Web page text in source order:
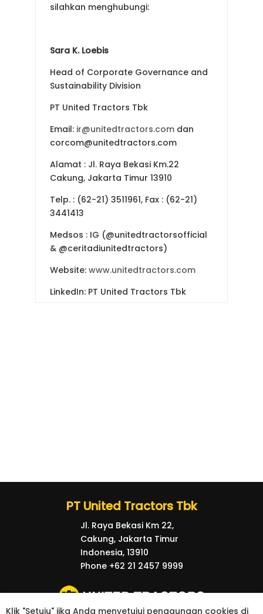
silahkan menghubungi:
Sara K. Loebis
Head of Corporate Governance and
Sustainability Division
PT United Tractors Tbk
Email: ir@unitedtractors.comdan
corcom@unitedtractors.com
Alamat : Jl. Raya Bekasi Km.22
Cakung, Jakarta Timur 13910
Telp. : (62-21) 3511961, Fax : (62-21)
3441413
Medsos : IG (@unitedtractorsofficial
& @ceritadiunitedtractors)
Website: www.unitedtractors.com
LinkedIn: PT United Tractors Tbk
Klik "Setuju" jika Anda menyetujui penggunaan cookies di
PT United Tractors Tbk
Jl. Raya Bekasi Km 22,
Cakung, Jakarta Timur
Indonesia, 13910
Phone +62 21 2457 9999